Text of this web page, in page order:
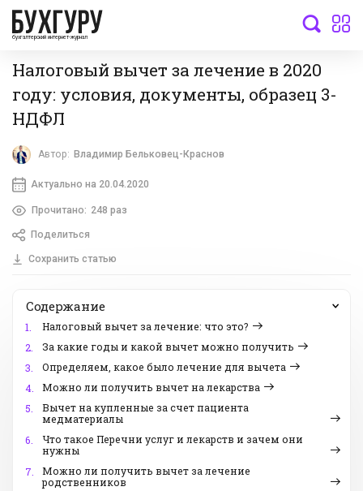
бухгалтерский интернет-журнал
Налоговый вычет за лечение в 2020
году: условия, документы, образец 3-
НДФЛ
Автор: Владимир Бельковец-Краснов
Актуально на 20.04.2020
Прочитано: 248 раз
Поделиться
Сохранить статью
Содержание
1.
Налоговый вычет за лечение: что это?
2.
За какие годы и какой вычет можно получить
3.
Определяем, какое было лечение для вычета
4.
Можно ли получить вычет на лекарства
5.
Вычет на купленные за счет пациента
медматериалы
6.
Что такое Перечни услуг и лекарств и зачем они
нужны
7.
Можно ли получить вычет за лечение
родственников